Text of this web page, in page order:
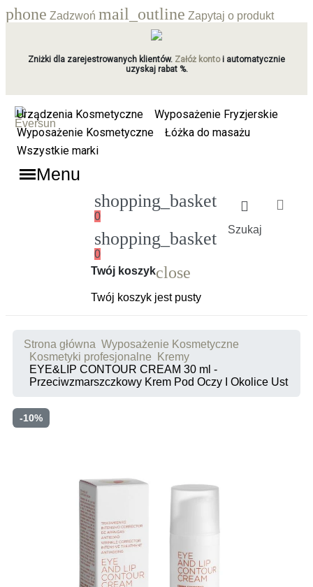
phone Zadzwoń mail_outline Zapytaj o produkt
Zniżki dla zarejestrowanych klientów. Załóż kontoi automatycznie
uzyskaj rabat %.
Szukaj
shopping_basket
0
shopping_basket
0
Ładowanie
Twój koszykclose
Twój koszyk jest pusty
Urządzenia Kosmetyczne
Wyposażenie Fryzjerskie
Wyposażenie Kosmetyczne
Łóżka do masażu
Wszystkie marki
Menu
Strona główna Wyposażenie Kosmetyczne
Kosmetyki profesjonalne
Kremy
EYE&LIP CONTOUR CREAM 30 ml -
Przeciwzmarszczkowy Krem Pod Oczy I Okolice Ust
-10%